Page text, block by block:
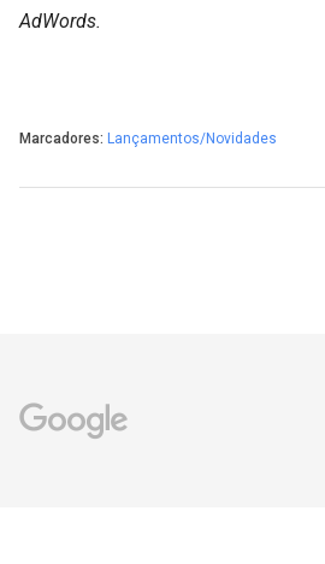
AdWords.
Marcadores: Lançamentos/Novidades